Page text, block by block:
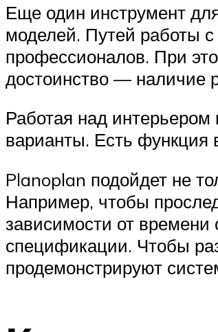
Еще один инструмент
моделей. Путей работы
профессионалов. При
достоинство — наличие
Работая над
варианты. Есть функция
Planoplan подойдет не
Например, чтобы
зависимости от времени
спецификации. Чтобы
продемонстрируют